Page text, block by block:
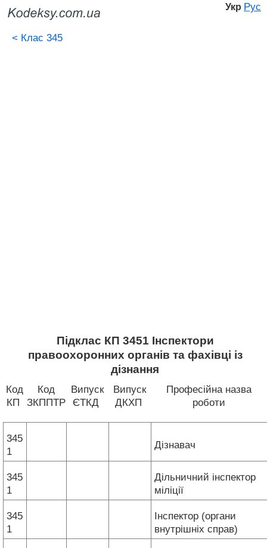
Укр Рус
< Клас 345
Підклас КП 3451 Інспектори
правоохоронних органів та фахівці із
дізнання
Код
КП
Код
ЗКППТР
Випуск
ЄТКД
Випуск
ДКХП
Професійна назва
роботи
345
1
Дізнавач
345
1
Дільничний інспектор
міліції
345
1
Інспектор (органи
внутрішніх справ)